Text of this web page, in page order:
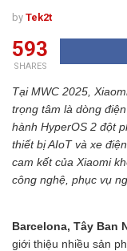
by Tek2t
593
SHARES
Tại MWC 2025,
trọng tâm là dòng
hành HyperOS 2 đột
thiết bị AIoT và xe
cam kết của Xiaomi
công nghệ, phục vụ
Barcelona, ​​​​Tây Ban
giới thiệu nhiều sản